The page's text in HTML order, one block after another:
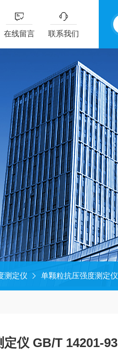
在线留言 联系我们
测定仪 单颗粒抗压强度测定仪
仪 GB/T 14201-93